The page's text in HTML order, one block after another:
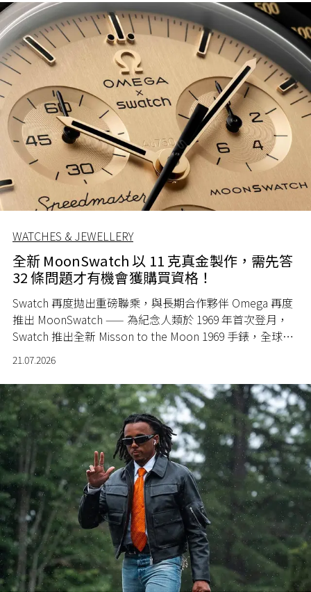
WATCHES & JEWELLERY
全新 MoonSwatch 以 11 克真金製作，需先答
32 條問題才有機會獲購買資格！
Swatch 再度拋出重磅聯乘，與長期合作夥伴 Omega 再度
推出 MoonSwatch —— 為紀念人類於 1969 年首次登月，
Swatch 推出全新 Misson to the Moon 1969 手錶，全球限
21.07.2026